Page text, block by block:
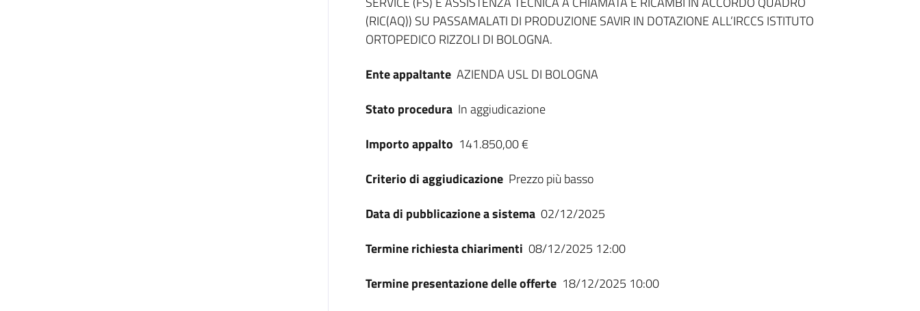
(RIC(AQ)) SU PASSAMALATI DI PRODUZIONE SAVIR IN DOTAZIONE ALL’IRCCS ISTITUTO
ORTOPEDICO RIZZOLI DI BOLOGNA.
Ente appaltante AZIENDA USL DI BOLOGNA
Stato procedura In aggiudicazione
Importo appalto 141.850,00 €
Criterio di aggiudicazione Prezzo più basso
Data di pubblicazione a sistema 02/12/2025
Termine richiesta chiarimenti 08/12/2025 12:00
Termine presentazione delle offerte 18/12/2025 10:00